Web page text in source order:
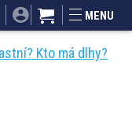
Mnamky-recepty.sk
MENU
Kto má dlhy?